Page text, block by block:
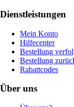
Dienstleistungen
Mein Konto
Hilfecenter
Bestellung
Bestellung
Rabattcodes
Über uns